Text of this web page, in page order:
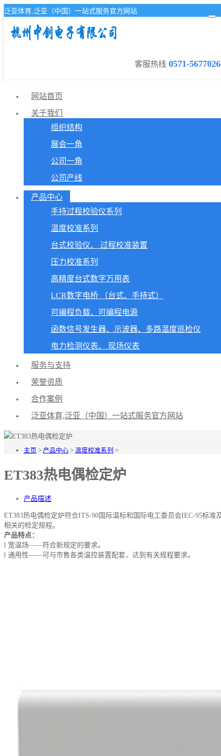
泛亚体育,泛亚（中国）一站式服务官方网站
客服热线 0571-
网站首页
关于我们
组织结构
展会一角
公司一角
公司产线
产品中心
手持过程校验仪系列
温度校准系列
台式校验仪、 过程校准装置
压力校准系列
高精度台式数字万用表
LCR数字电桥 （台式、手持式）
可编程负载、可编程电源
函数信号发生器、示波器、多路温度巡检仪
电力检测仪表、 现场仪表
服务与支持
荣誉资质
合作案例
泛亚体育,泛亚（中国）一站式服务官方网站
主页 > 产品中心 > 温度校准系列 >
ET383热电偶检定炉
产品描述
ET383热电偶检定炉符合ITS-90国际温标和国际电工委员会IEC-95标准
相关的检定规程。
产品特点：
l 宽温场——符合新规定的要求。
l 通用性——可与市售各类温控装置配套，达到有关规程要求。